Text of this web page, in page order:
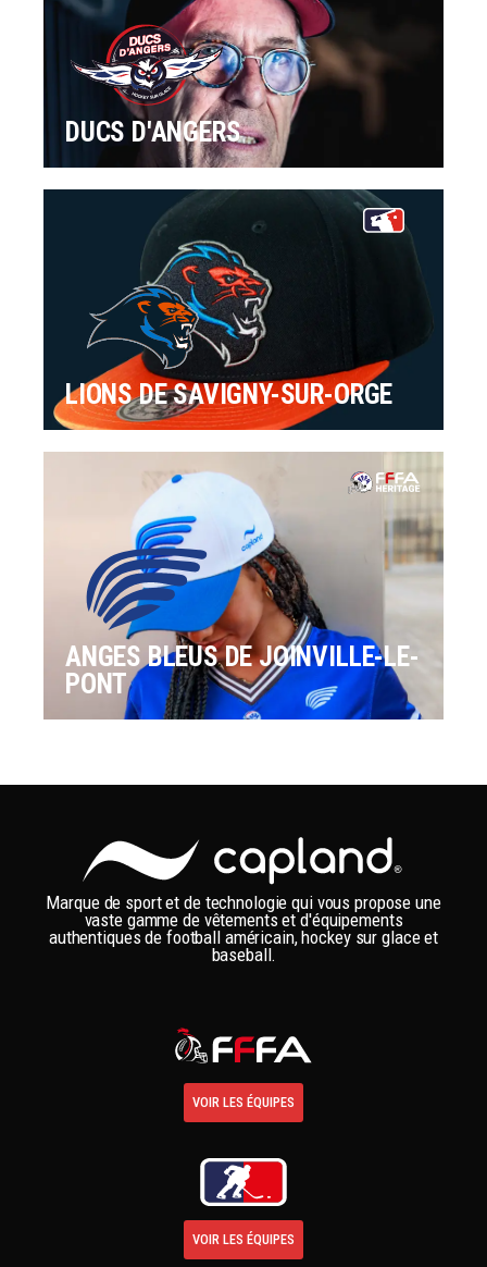
DUCS D'ANGERS
LIONS DE SAVIGNY-SUR-ORGE
ANGES BLEUS DE JOINVILLE-LE-
PONT
Marque de sport et de technologie qui vous propose une
vaste gamme de vêtements et d'équipements
authentiques de football américain, hockey sur glace et
baseball.
VOIR LES ÉQUIPES
VOIR LES ÉQUIPES